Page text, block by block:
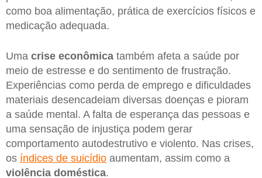
como boa alimentação, prática de exercícios físicos e
medicação adequada.
Uma crise econômica também afeta a saúde por
meio de estresse e do sentimento de frustração.
Experiências como perda de emprego e dificuldades
materiais desencadeiam diversas doenças e pioram
a saúde mental. A falta de esperança das pessoas e
uma sensação de injustiça podem gerar
comportamento autodestrutivo e violento. Nas crises,
os índices de suicídio aumentam, assim como a
violência doméstica.